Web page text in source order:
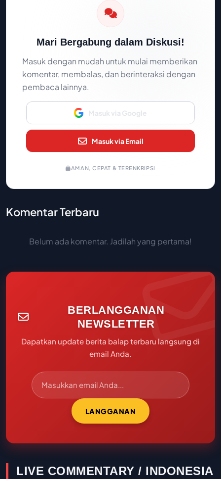
Mari Bergabung dalam Diskusi!
Masuk dengan mudah untuk mulai memberikan
komentar, membalas, dan berinteraksi dengan
pembaca lainnya.
Masuk via Google
Masuk via Email
AMAN, CEPAT & TERENKRIPSI
Komentar Terbaru
Belum ada komentar. Jadilah yang pertama!
BERLANGGANAN
NEWSLETTER
Dapatkan update berita balap terbaru langsung di
email Anda.
LANGGANAN
LIVE COMMENTARY / INDONESIA